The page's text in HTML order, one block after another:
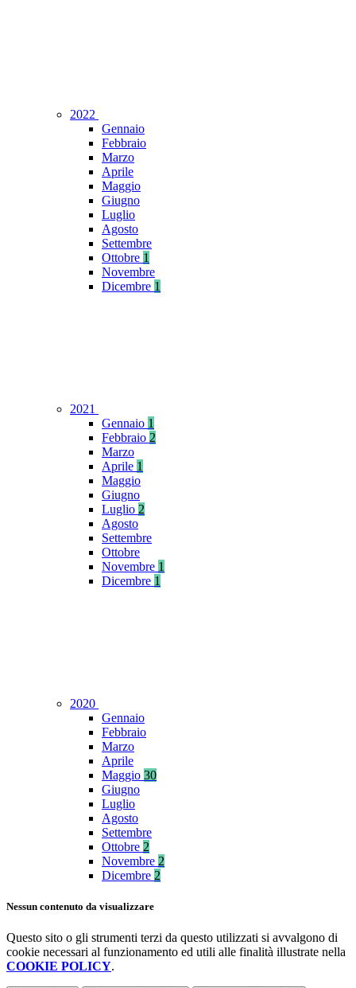
2022
Gennaio
Febbraio
Marzo
Aprile
Maggio
Giugno
Luglio
Agosto
Settembre
Ottobre 1
Novembre
Dicembre 1
2021
Gennaio 1
Febbraio 2
Marzo
Aprile 1
Maggio
Giugno
Luglio 2
Agosto
Settembre
Ottobre
Novembre 1
Dicembre 1
2020
Gennaio
Febbraio
Marzo
Aprile
Maggio 30
Giugno
Luglio
Agosto
Settembre
Ottobre 2
Novembre 2
Dicembre 2
Nessun contenuto da visualizzare
Questo sito o gli strumenti terzi da questo utilizzati si avvalgono di
cookie necessari al funzionamento ed utili alle finalità illustrate nella
COOKIE POLICY.